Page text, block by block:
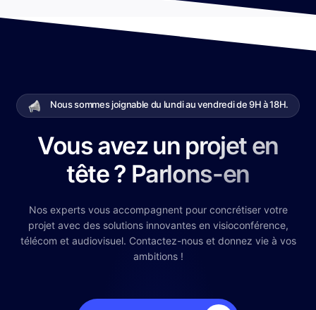
Nous sommes joignable du lundi au vendredi de 9H à 18H.
Vous avez un projet en
tête ? Parlons-en
Nos experts vous accompagnent pour concrétiser votre
projet avec des solutions innovantes en visioconférence,
télécom et audiovisuel. Contactez-nous et donnez vie à vos
ambitions !